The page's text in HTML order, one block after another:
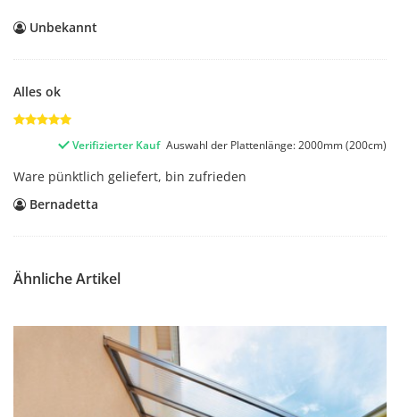
Unbekannt
Alles ok
Verifizierter Kauf Auswahl der Plattenlänge: 2000mm (200cm)
Ware pünktlich geliefert, bin zufrieden
Bernadetta
Ähnliche Artikel